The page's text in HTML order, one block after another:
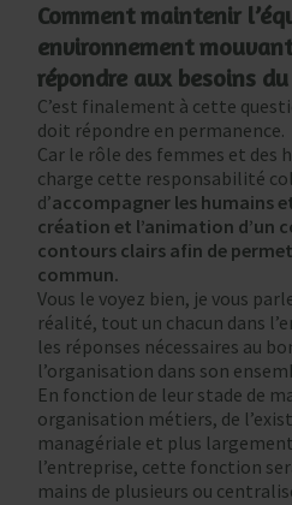
Comment maintenir
environnement
répondre aux besoins
C’est finalement à cette
doit répondre en permanence.
Car le rôle des femmes et des
charge cette responsabilité
d’accompagner les humains
création et l’animation d’un
contours clairs afin de
commun.
Vous le voyez bien, je vous
réalité, tout un chacun dans
les réponses nécessaires au
l’organisation dans son
En fonction de leur stade de
organisation métiers, de
managériale et plus
l’entreprise, cette fonction
mains de plusieurs ou